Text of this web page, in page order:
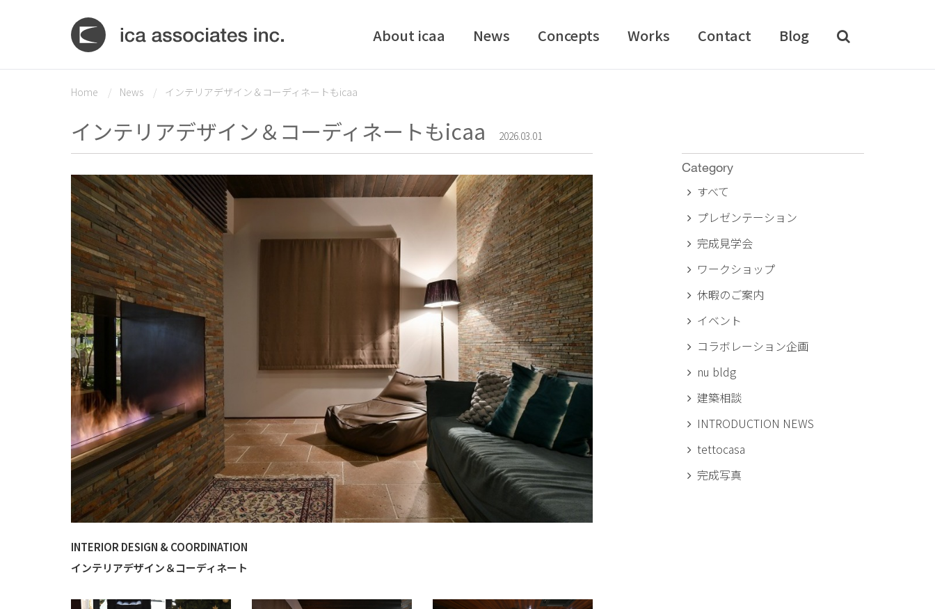
About icaa News Concepts Works Contact Blog
Home News インテリアデザイン＆コーディネートもicaa
インテリアデザイン＆コーディネートもicaa 2026.03.01
INTERIOR DESIGN & COORDINATION
インテリアデザイン＆コーディネート
Category
すべて
プレゼンテーション
完成見学会
ワークショップ
休暇のご案内
イベント
コラボレーション企画
nu bldg
建築相談
INTRODUCTION NEWS
tettocasa
完成写真